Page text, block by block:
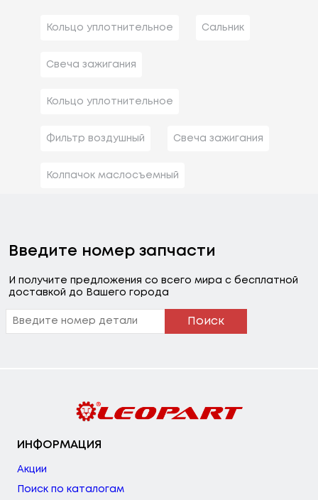
Кольцо уплотнительное Сальник
Свеча зажигания
Кольцо уплотнительное
Фильтр воздушный Свеча зажигания
Колпачок маслосъемный
Введите номер запчасти
И получите предложения со всего мира с бесплатной
доставкой до Вашего города
Поиск
ИНФОРМАЦИЯ
Акции
Поиск по каталогам